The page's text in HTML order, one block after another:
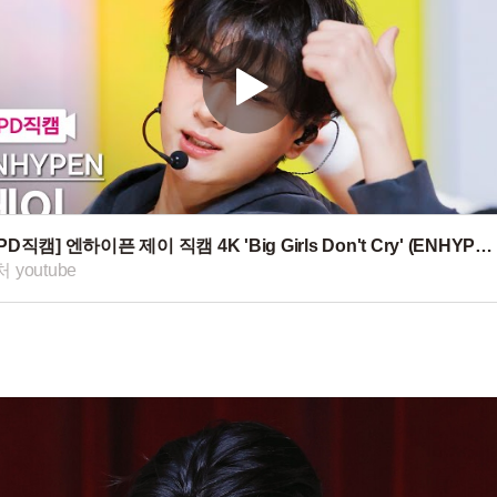
[MPD직캠] 엔하이픈 제이 직캠 4K 'Big Girls Don't Cry' (ENHYPEN JAY FanCam) | @MCOUNTDOWN_2026.1.22
youtube